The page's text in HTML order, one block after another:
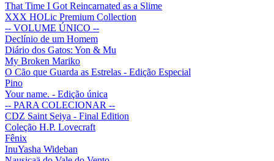
That Time I Got Reincarnated as a Slime
XXX HOLic Premium Collection
-- VOLUME ÚNICO --
Declínio de um Homem
Diário dos Gatos: Yon & Mu
My Broken Mariko
O Cão que Guarda as Estrelas - Edição Especial
Pino
Your name. - Edição única
-- PARA COLECIONAR --
CDZ Saint Seiya - Final Edition
Coleção H.P. Lovecraft
Fênix
InuYasha Wideban